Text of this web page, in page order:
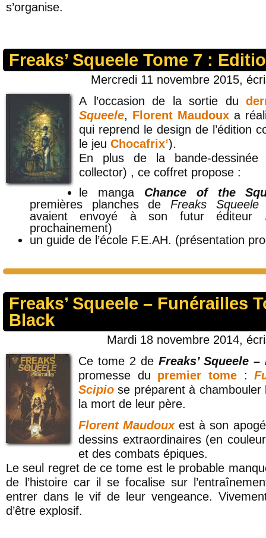
s’organise.
Freaks’ Squeele Tome 7 :
Mercredi 11 novembre 2015,
A l’occasion de la sortie du
Squeele, Florent Maudoux a
qui reprend le design de l’édition
le jeu Chocafrix’).
En plus de la bande-dessinée
collector) , ce coffret propose :
le manga Chance of the
premières planches deFreaks Squeele
avaient envoyé à son futur éditeur
prochainement)
un guide de l’école F.E.AH. (présentation
Freaks’ Squeele – Funérailles
Black
Mardi 18 novembre 2014,
Ce tome 2 de Freaks’ Squeele
promesse du premier tome:
Scipio se préparent à
la mort de leur père.
Florent Maudoux est à son
dessins extraordinaires (en
et des combats épiques.
Le seul regret de ce tome est le probable
de l’histoire car il se focalise sur
entrer dans le vif de leur vengeance.
d’être explosif.